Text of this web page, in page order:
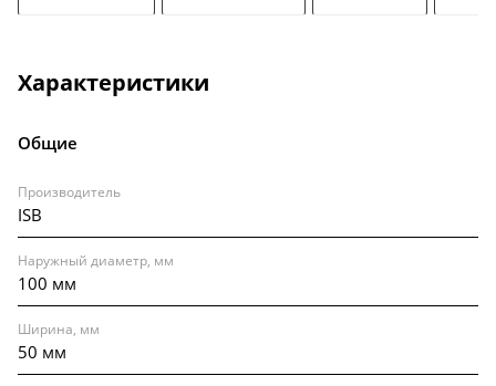
Характеристики
Общие
Производитель
ISB
Наружный диаметр, мм
100 мм
Ширина, мм
50 мм